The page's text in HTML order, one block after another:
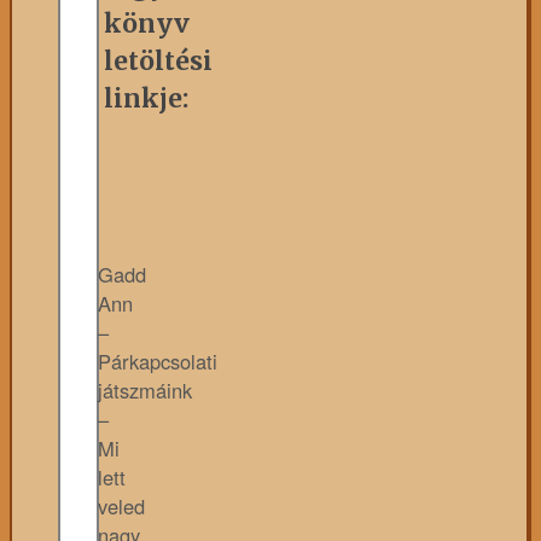
könyv
letöltési
linkje:
Gadd
Ann
–
Párkapcsolati
játszmáink
–
Mi
lett
veled
nagy